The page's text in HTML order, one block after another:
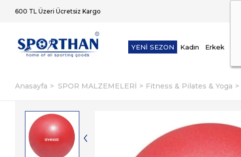
600 TL Üzeri Ücretsiz Kargo
YENİ SEZON Kadın Erkek
Anasayfa SPOR MALZEMELERİ Fitness & Pilates & Yoga